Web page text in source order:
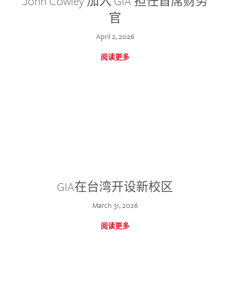
官
April 2, 2026
阅读更多
GIA在台湾开设新校区
March 31, 2026
阅读更多